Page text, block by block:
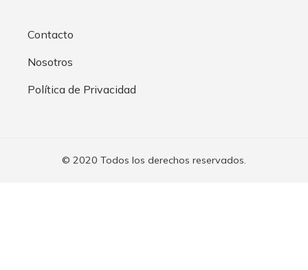
Contacto
Nosotros
Política de Privacidad
© 2020 Todos los derechos reservados.